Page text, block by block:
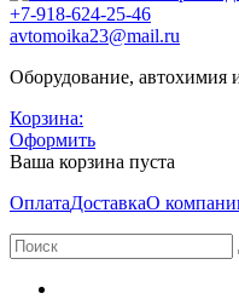
+7-918-624-25-46
avtomoika23@mail.ru
Оборудование, автохимия
Корзина:
Оформить
Ваша корзина пуста
ОплатаДоставкаО